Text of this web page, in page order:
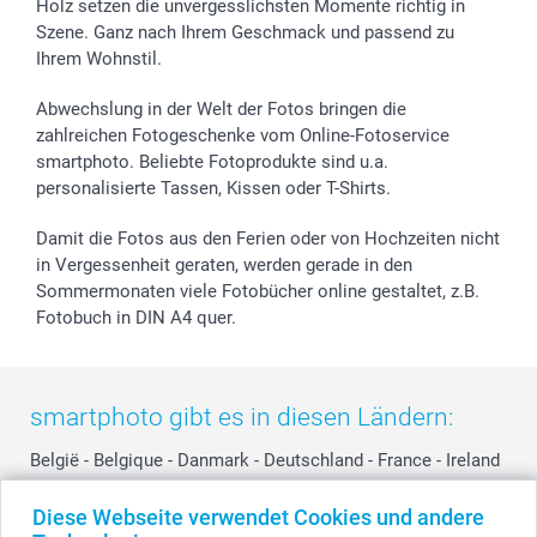
Diese Webseite verwendet Cookies und andere
Geschenk-Gutscheine (PDF)
Partnerprogramme
Investor Relations
Widerrufsrecht
Hochzeit
Geburtstag
Zu allen Anlässen
Zahlungsmöglichkeiten
Anmelden /Registrieren
Status der Bestellung
smartfriends
smartgarantie
smartbonus
Holz setzen die unvergesslichsten Momente richtig in
Szene. Ganz nach Ihrem Geschmack und passend zu
Ihrem Wohnstil.
Abwechslung in der Welt der Fotos bringen die
zahlreichen Fotogeschenke vom Online-Fotoservice
smartphoto. Beliebte Fotoprodukte sind u.a.
personalisierte Tassen, Kissen oder T-Shirts.
Damit die Fotos aus den Ferien oder von Hochzeiten nicht
in Vergessenheit geraten, werden gerade in den
Sommermonaten viele Fotobücher online gestaltet, z.B.
Fotobuch in DIN A4 quer.
smartphoto gibt es in diesen Ländern:
België - Belgique - Danmark - Deutschland - France - Ireland
Switzerland - Suomi - Sverige - United Kingdom -